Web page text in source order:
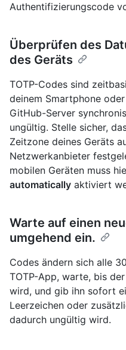
Authentifizierungscode
Überprüfen des
des Geräts
TOTP-Codes sind
deinem Smartphone
GitHub-Server
ungültig. Stelle sicher,
Zeitzone deines Geräts
Netzwerkanbieter
mobilen Geräten muss
automatically aktiviert
Warte auf einen
umgehend ein.
Codes ändern sich alle
TOTP-App, warte, bis
wird, und gib ihn sofort
Leerzeichen oder
dadurch ungültig wird.